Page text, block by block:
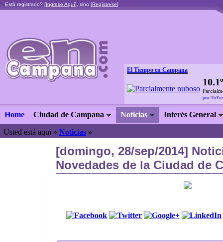
Está registrado? [Ingrese Aquí], sino [Regístrese]
El Tiempo en Campana
por
Home Ciudad de Campana Noticias Interés General
Usted está aquí » Noticias »
[domingo, 28/sep/2014]
Novedades de la Ciudad de